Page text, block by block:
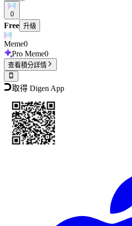
0
Free 升級
Meme0
Pro Meme0
查看積分詳情
取得 Digen App